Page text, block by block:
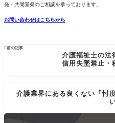
発・共同開発のご相談を承っております。
お問い合わせはこちらから
前の記事
介護福祉士の
信用失墜禁止・
介護業界にある良くない「忖